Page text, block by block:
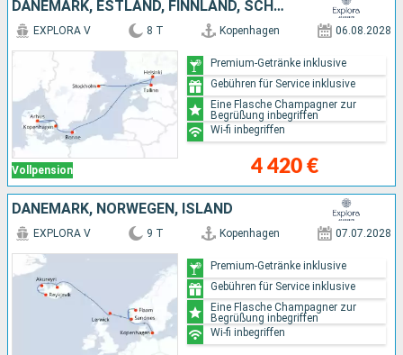
DÄNEMARK, ESTLAND, FINNLAND, SCHWEDEN
Vollpension
EXPLORA V 8 T Kopenhagen 06.08.2028
4 420 €
Premium-Getränke inklusive
Gebühren für Service inklusive
Eine Flasche Champagner zur
Begrüßung inbegriffen
Wi-fi inbegriffen
DÄNEMARK, NORWEGEN, ISLAND
EXPLORA V 9 T Kopenhagen 07.07.2028
Premium-Getränke inklusive
Gebühren für Service inklusive
Eine Flasche Champagner zur
Begrüßung inbegriffen
Wi-fi inbegriffen